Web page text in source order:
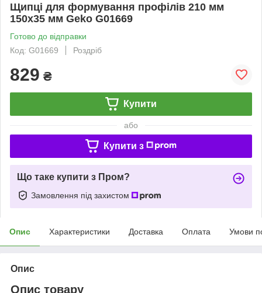
Щипці для формування профілів 210 мм
150x35 мм Geko G01669
Готово до відправки
Код: G01669
Роздріб
829 ₴
Купити
або
Купити з
Що таке купити з Пром?
Замовлення під захистом
Опис Характеристики Доставка Оплата Умови
Опис
Опис товару